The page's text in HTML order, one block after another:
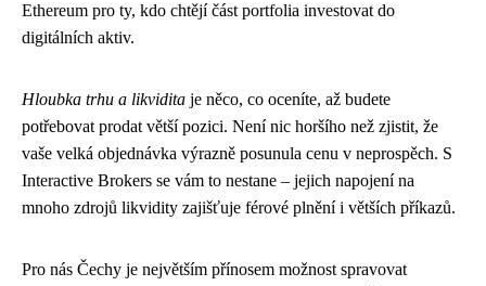
Ethereum pro ty, kdo chtějí část portfolia investovat do
digitálních aktiv.
Hloubka trhu a likvidita je něco, co oceníte, až budete
potřebovat prodat větší pozici. Není nic horšího než zjistit, že
vaše velká objednávka výrazně posunula cenu v neprospěch. S
Interactive Brokers se vám to nestane – jejich napojení na
mnoho zdrojů likvidity zajišťuje férové plnění i větších příkazů.
Pro nás Čechy je největším přínosem možnost spravovat